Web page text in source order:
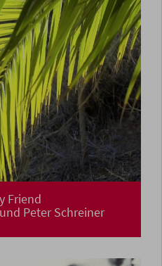
Friend
Peter Schreiner